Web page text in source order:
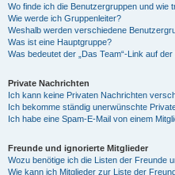
Wo finde ich die Benutzergruppen und wie
Wie werde ich Gruppenleiter?
Weshalb werden verschiedene
Was ist eine Hauptgruppe?
Was bedeutet der „Das Team“-Link auf
Private Nachrichten
Ich kann keine Privaten Nachrichten
Ich bekomme ständig unerwünschte
Ich habe eine Spam-E-Mail von einem
Freunde und ignorierte Mitglieder
Wozu benötige ich die Listen der Freunde
Wie kann ich Mitglieder zur Liste der